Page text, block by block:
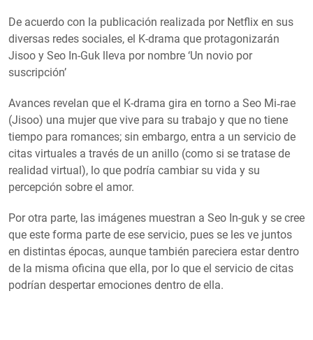
De acuerdo con la publicación realizada por Netflix en sus
diversas redes sociales, el K-drama que protagonizarán
Jisoo y Seo In-Guk lleva por nombre ‘Un novio por
suscripción’
Avances revelan que el K-drama gira en torno a Seo Mi‑rae
(Jisoo) una mujer que vive para su trabajo y que no tiene
tiempo para romances; sin embargo, entra a un servicio de
citas virtuales a través de un anillo (como si se tratase de
realidad virtual), lo que podría cambiar su vida y su
percepción sobre el amor.
Por otra parte, las imágenes muestran a Seo In-guk y se cree
que este forma parte de ese servicio, pues se les ve juntos
en distintas épocas, aunque también pareciera estar dentro
de la misma oficina que ella, por lo que el servicio de citas
podrían despertar emociones dentro de ella.